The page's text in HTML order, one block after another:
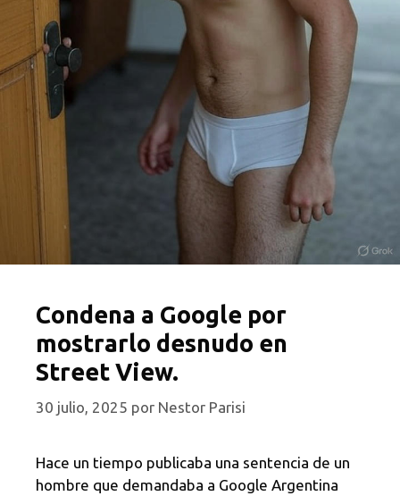
Condena a Google por
mostrarlo desnudo en
Street View.
30 julio, 2025 por Nestor Parisi
Hace un tiempo publicaba una sentencia de un
hombre que demandaba a Google Argentina